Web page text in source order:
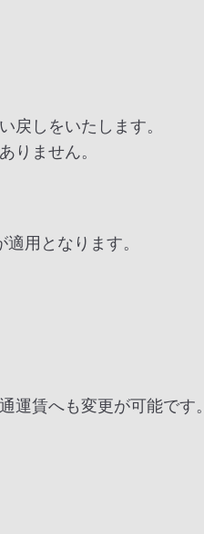
戻しをいたします。
りません。
用となります。
運賃へも変更が可能です。